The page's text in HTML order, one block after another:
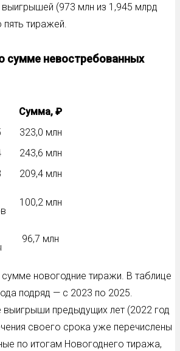
(973 млн из 1,945 млрд
тиражей.
сумме невостребованных
Сумма, ₽
323,0 млн
243,6 млн
209,4 млн
100,2 млн
96,7 млн
новогодние тиражи. В таблице
подряд — с 2023 по 2025.
предыдущих лет (2022 год
своего срока уже перечислены
по итогам Новогоднего тиража,